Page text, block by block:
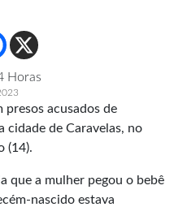
Horas
presos acusados de
cidade de Caravelas, no
(14).
que a mulher pegou o bebê
nascido estava